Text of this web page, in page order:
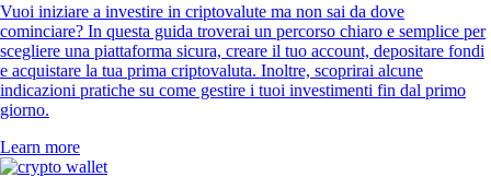
Vuoi iniziare a investire in criptovalute ma non sai da dove
cominciare? In questa guida troverai un percorso chiaro e semplice per
scegliere una piattaforma sicura, creare il tuo account, depositare fondi
e acquistare la tua prima criptovaluta. Inoltre, scoprirai alcune
indicazioni pratiche su come gestire i tuoi investimenti fin dal primo
giorno.
Learn more